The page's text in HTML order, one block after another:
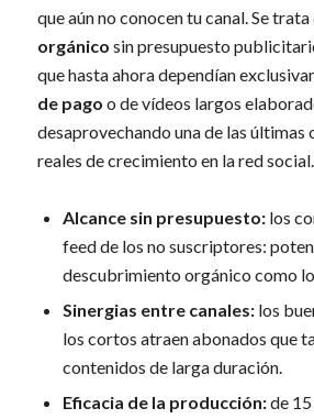
que aún no conocen tu canal. Se trata
orgánico sin presupuesto
que hasta ahora dependían
de pago o de vídeos largos
desaprovechando una de las últimas
reales de crecimiento en la red social.
Alcance sin presupuesto:los
feed de los no suscriptores:
descubrimiento orgánico como
Sinergias entre canales:los
los cortos atraen abonados que
contenidos de larga duración.
Eficacia de la producción:de 15